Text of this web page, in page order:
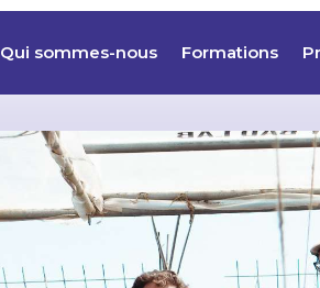
Qui sommes-nous Formations
Qui sommes-nous Formations